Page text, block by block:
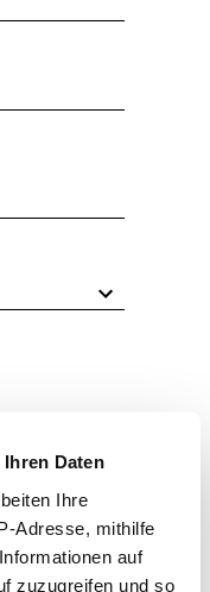
Daten
Ihre
Adresse, mithilfe
auf
zuzugreifen und so